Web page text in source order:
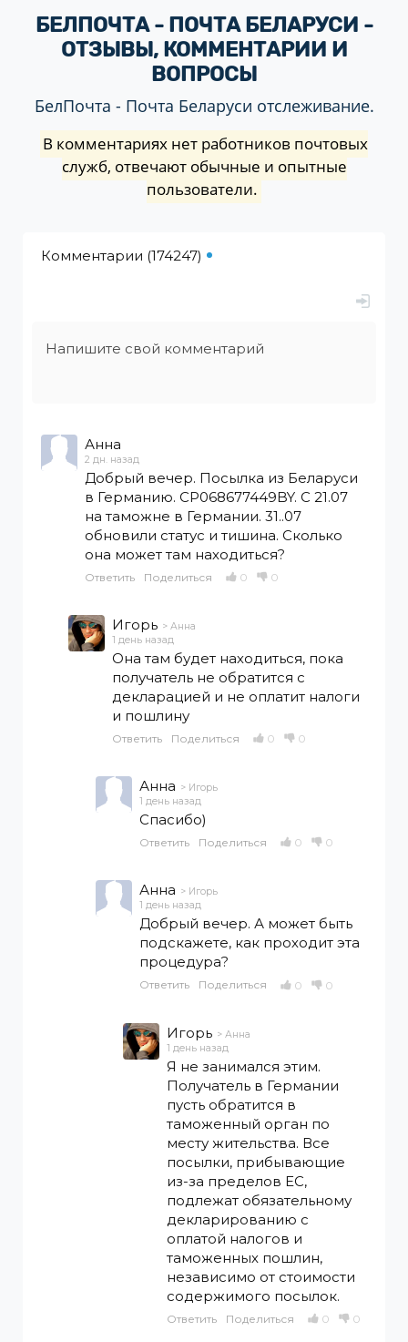
БЕЛПОЧТА - ПОЧТА БЕЛАРУСИ -
ОТЗЫВЫ, КОММЕНТАРИИ И
ВОПРОСЫ
БелПочта - Почта Беларуси отслеживание.
В комментариях нет работников почтовых
служб, отвечают обычные и опытные
пользователи.